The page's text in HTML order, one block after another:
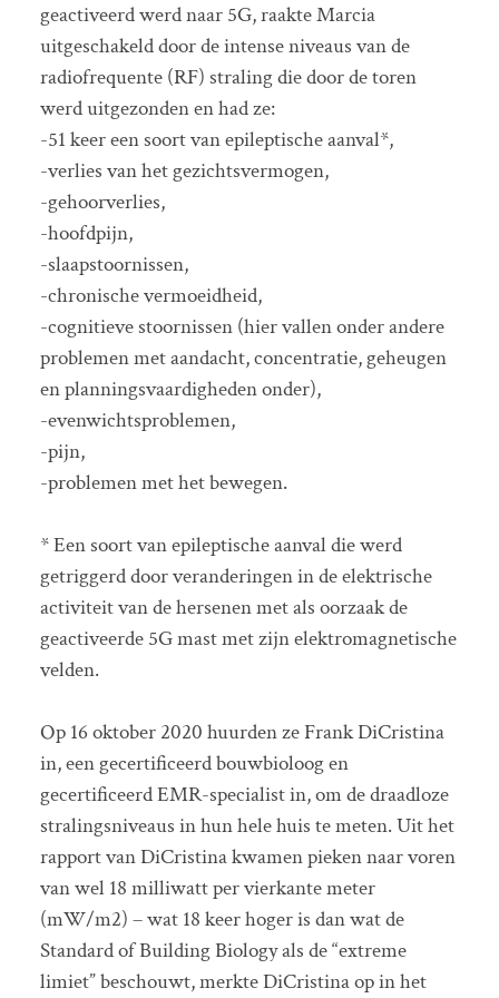
geactiveerd werd naar 5G, raakte Marcia
uitgeschakeld door de intense niveaus van de
radiofrequente (RF) straling die door de toren
werd uitgezonden en had ze:
-51 keer een soort van epileptische aanval*,
-verlies van het gezichtsvermogen,
-gehoorverlies,
-hoofdpijn,
-slaapstoornissen,
-chronische vermoeidheid,
-cognitieve stoornissen (hier vallen onder andere
problemen met aandacht, concentratie, geheugen
en planningsvaardigheden onder),
-evenwichtsproblemen,
-pijn,
-problemen met het bewegen.
* Een soort van epileptische aanval die werd
getriggerd door veranderingen in de elektrische
activiteit van de hersenen met als oorzaak de
geactiveerde 5G mast met zijn elektromagnetische
velden.
Op 16 oktober 2020 huurden ze Frank DiCristina
in, een gecertificeerd bouwbioloog en
gecertificeerd EMR-specialist in, om de draadloze
stralingsniveaus in hun hele huis te meten. Uit het
rapport van DiCristina kwamen pieken naar voren
van wel 18 milliwatt per vierkante meter
(mW/m2) – wat 18 keer hoger is dan wat de
Standard of Building Biology als de “extreme
limiet” beschouwt, merkte DiCristina op in het